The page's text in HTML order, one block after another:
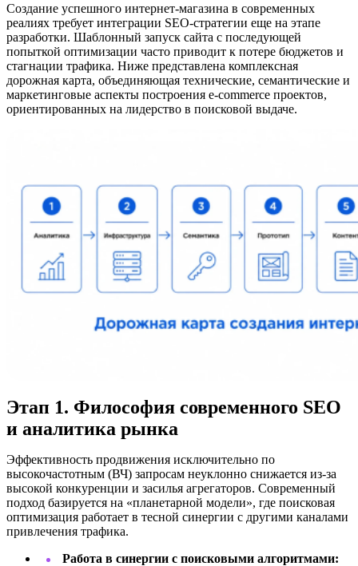
Создание успешного интернет-магазина в современных
реалиях требует интеграции SEO-стратегии еще на этапе
разработки. Шаблонный запуск сайта с последующей
попыткой оптимизации часто приводит к потере бюджетов и
стагнации трафика. Ниже представлена комплексная
дорожная карта, объединяющая технические, семантические и
маркетинговые аспекты построения e-commerce проектов,
ориентированных на лидерство в поисковой выдаче.
Этап 1. Философия современного SEO
и аналитика рынка
Эффективность продвижения исключительно по
высокочастотным (ВЧ) запросам неуклонно снижается из-за
высокой конкуренции и засилья агрегаторов. Современный
подход базируется на «планетарной модели», где поисковая
оптимизация работает в тесной синергии с другими каналами
привлечения трафика.
Работа в синергии с поисковыми алгоритмами: